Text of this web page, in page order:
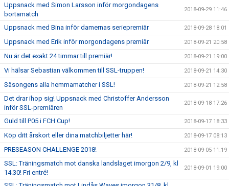
Uppsnack med Simon Larsson inför morgondagens
bortamatch
2018-09-29 11:46
Uppsnack med Bina inför damernas seriepremiär 2018-09-28 18:01
Uppsnack med Erik inför morgondagens premiär 2018-09-21 20:58
Nu är det exakt 24 timmar till premiär! 2018-09-21 19:00
Vi hälsar Sebastian välkommen till SSL-truppen! 2018-09-21 14:30
Säsongens alla hemmamatcher i SSL! 2018-09-21 12:58
Det drar ihop sig! Uppsnack med Christoffer Andersson
inför SSL-premiären
2018-09-18 17:26
Guld till P05 i FCH Cup! 2018-09-17 18:33
Köp ditt årskort eller dina matchbiljetter här! 2018-09-17 08:13
PRESEASON CHALLENGE 2018! 2018-09-05 11:19
SSL: Träningsmatch mot danska landslaget imorgon 2/9, kl
14.30! Fri entré!
2018-09-01 19:00